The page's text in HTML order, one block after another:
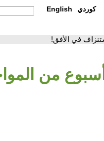
English كوردي
في الأفق!
من